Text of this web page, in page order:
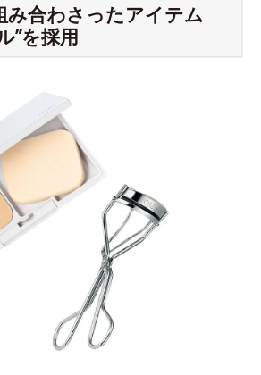
み合わさったアイテム
”を採用